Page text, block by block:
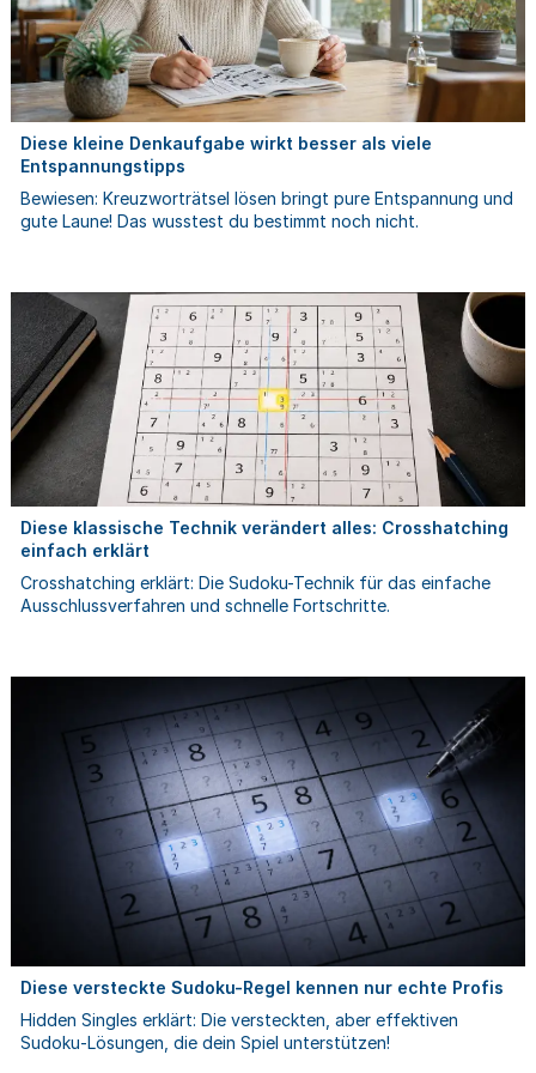
Diese kleine Denkaufgabe wirkt besser als viele
Entspannungstipps
Bewiesen: Kreuzworträtsel lösen bringt pure Entspannung und
gute Laune! Das wusstest du bestimmt noch nicht.
Diese klassische Technik verändert alles: Crosshatching
einfach erklärt
Crosshatching erklärt: Die Sudoku-Technik für das einfache
Ausschlussverfahren und schnelle Fortschritte.
Diese versteckte Sudoku-Regel kennen nur echte Profis
Hidden Singles erklärt: Die versteckten, aber effektiven
Sudoku‑Lösungen, die dein Spiel unterstützen!